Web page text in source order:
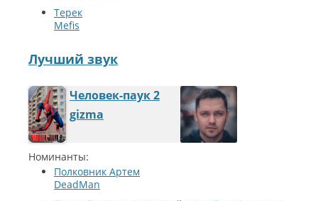
Терек
Mefis
Лучший звук
Человек-паук 2
gizma
Номинанты:
Полковник Артем
DeadMan